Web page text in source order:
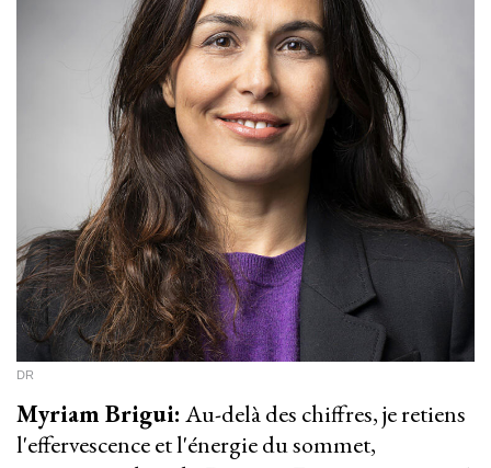
DR
Myriam Brigui: Au-delà des chiffres, je retiens
l'effervescence et l'énergie du sommet,